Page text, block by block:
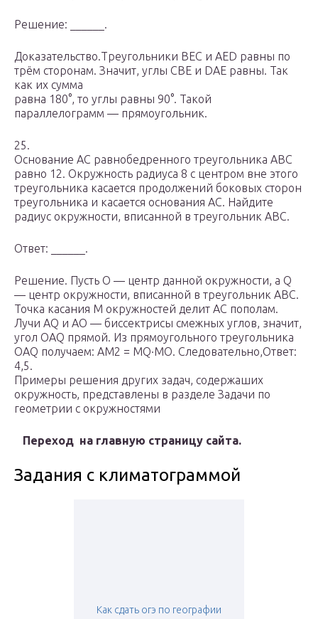
Решение: ______.
Доказательство.Треугольники BEC и AED равны по
трём сторонам. Значит, углы CBE и DAE равны. Так
как их сумма
равна 180°, то углы равны 90°. Такой
параллелограмм — прямоугольник.
25.
Основание AC равнобедренного треугольника ABC
равно 12. Окружность радиуса 8 с центром вне этого
треугольника касается продолжений боковых сторон
треугольника и касается основания AC. Найдите
радиус окружности, вписанной в треугольник ABC.
Ответ: ______.
Решение. Пусть O — центр данной окружности, а Q
— центр окружности, вписанной в треугольник ABC.
Точка касания M окружностей делит AC пополам.
Лучи AQ и AO — биссектрисы смежных углов, значит,
угол OAQ прямой. Из прямоугольного треугольника
OAQ получаем: AM2 = MQ·MO. Следовательно,Ответ:
4,5.
Примеры решения других задач, содержаших
окружность, представлены в разделе Задачи по
геометрии с окружностями
Переход на главную страницу сайта.
Задания с климатограммой
Как сдать огэ по географии